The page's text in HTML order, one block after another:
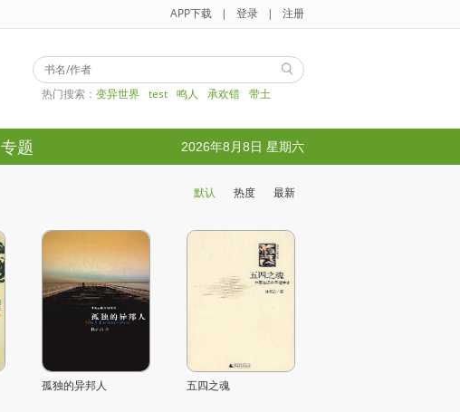
APP下载 | 登录 | 注册
热门搜索： 变异世界 test 鸣人 承欢错 带土
专题 2026年8月8日 星期六
默认 热度 最新
孤独的异邦人 五四之魂